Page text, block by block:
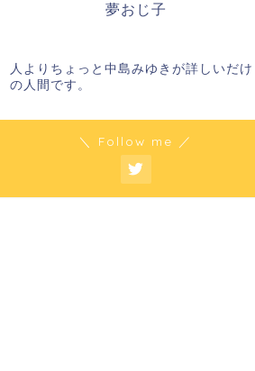
夢おじ子
人よりちょっと中島みゆきが詳しいだけ
の人間です。
＼ Follow me ／